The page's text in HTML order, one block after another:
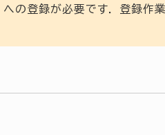
への登録が必要です． 登録作